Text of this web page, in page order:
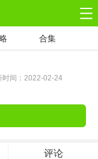
合集
时间：2022-02-24
评论